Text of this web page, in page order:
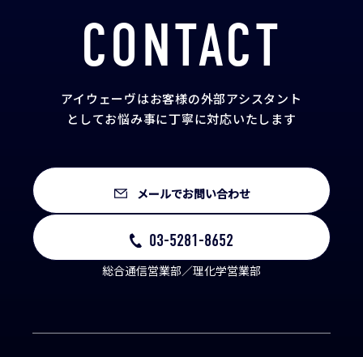
CONTACT
アイウェーヴはお客様の外部アシスタント
としてお悩み事に丁寧に対応いたします
メールでお問い合わせ
03-5281-8652
総合通信営業部／理化学営業部